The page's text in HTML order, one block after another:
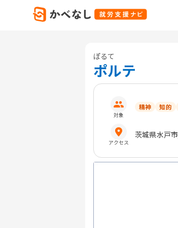
ぽるて
ポルテ
対象
精神 知的
アクセス
茨城県水戸市